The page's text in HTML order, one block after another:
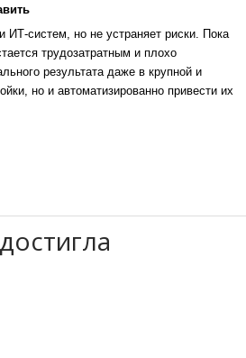
ИТ-систем, но не устраняет риски. Пока
трудозатратным и плохо
результата даже в крупной и
но и автоматизированно привести их